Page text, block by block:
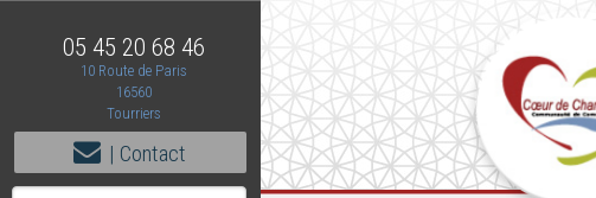
05 45 20 68 46
10 Route de Paris
16560
Tourriers
| Contact